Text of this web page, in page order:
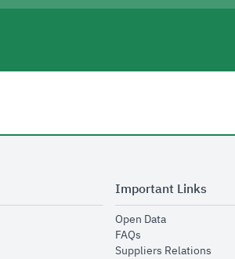
window
Important Links
Open Dataopens in new
FAQsopens in new
Suppliers Relations